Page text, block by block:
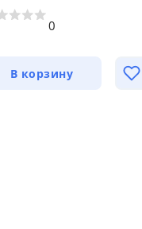
0
В корзину